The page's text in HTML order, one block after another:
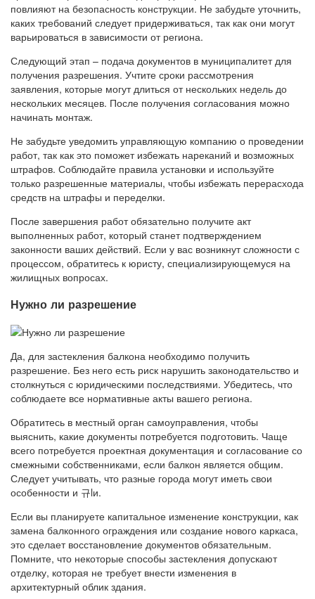
повлияют на безопасность конструкции. Не забудьте уточнить,
каких требований следует придерживаться, так как они могут
варьироваться в зависимости от региона.
Следующий этап – подача документов в муниципалитет для
получения разрешения. Учтите сроки рассмотрения
заявления, которые могут длиться от нескольких недель до
нескольких месяцев. После получения согласования можно
начинать монтаж.
Не забудьте уведомить управляющую компанию о проведении
работ, так как это поможет избежать нареканий и возможных
штрафов. Соблюдайте правила установки и используйте
только разрешенные материалы, чтобы избежать перерасхода
средств на штрафы и переделки.
После завершения работ обязательно получите акт
выполненных работ, который станет подтверждением
законности ваших действий. Если у вас возникнут сложности с
процессом, обратитесь к юристу, специализирующемуся на
жилищных вопросах.
Нужно ли разрешение
Да, для застекления балкона необходимо получить
разрешение. Без него есть риск нарушить законодательство и
столкнуться с юридическими последствиями. Убедитесь, что
соблюдаете все нормативные акты вашего региона.
Обратитесь в местный орган самоуправления, чтобы
выяснить, какие документы потребуется подготовить. Чаще
всего потребуется проектная документация и согласование со
смежными собственниками, если балкон является общим.
Следует учитывать, что разные города могут иметь свои
особенности и 규lи.
Если вы планируете капитальное изменение конструкции, как
замена балконного ограждения или создание нового каркаса,
это сделает восстановление документов обязательным.
Помните, что некоторые способы застекления допускают
отделку, которая не требует внести изменения в
архитектурный облик здания.